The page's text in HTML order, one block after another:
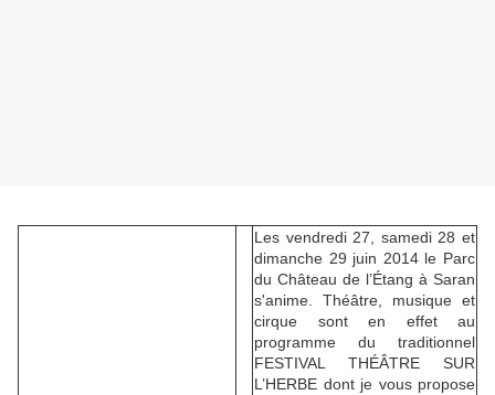
Les vendredi 27, samedi 28 et
dimanche 29 juin 2014 le Parc
du Château de l’Étang à Saran
s'anime. Théâtre, musique et
cirque sont en effet au
programme du traditionnel
FESTIVAL THÉÂTRE SUR
L’HERBE dont je vous propose